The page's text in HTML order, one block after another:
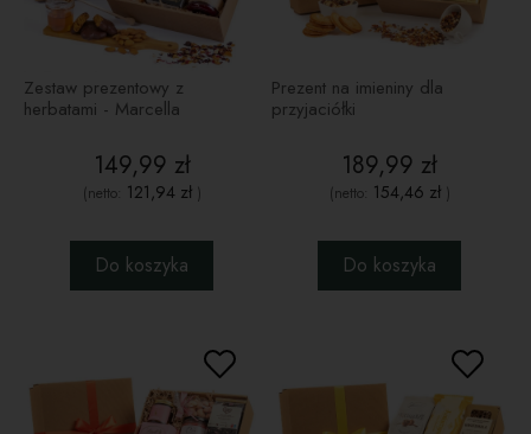
Zestaw prezentowy z
herbatami - Marcella
149,99 zł
(netto: 121,94 zł)
Do koszyka
Prezent na imieniny dla
przyjaciółki
189,99 zł
(netto: 154,46 zł)
Do koszyka